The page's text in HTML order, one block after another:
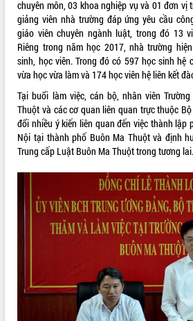
VIDEO
Trailer Lễ hội Sầu riêng Đắk Lắk năm
2026
Khám bệnh, cấp phát thuốc miễn phí
và tặng quà người dân xã Cư Pui
Hội nghị UBND tỉnh Đắk Lắk thường kỳ
Lễ truy tặng danh hiệu “Bà Mẹ Việt
Nam Anh hùng” và trao Huân chương
ALBUM ẢNH
chuyên môn, 03 khoa nghiệp vụ và 01 đơn vị
giảng viên nhà trường đáp ứng yêu cầu
giáo viên chuyên ngành luật, trong đó 13
Riêng trong năm học 2017, nhà trường
sinh, học viên. Trong đó có 597 học sinh hệ
vừa học vừa làm và 174 học viên hệ liên kết
Tại buổi làm việc, cán bộ, nhân viên
Thuột và các cơ quan liên quan trực thuộc
đổi nhiều ý kiến liên quan đến việc thành lập
Nội tại thành phố Buôn Ma Thuột và định
Trung cấp Luật Buôn Ma Thuột trong tương lai.